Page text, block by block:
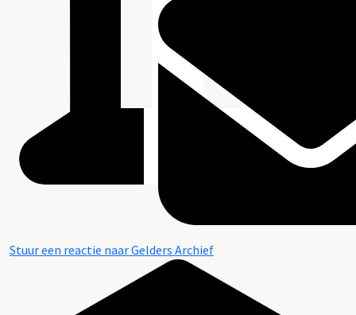
Stuur een reactie naar Gelders Archief